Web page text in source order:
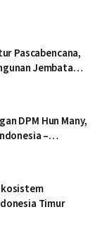
Pascabencana,
Jembatan
DPM Hun Many,
–
Timur